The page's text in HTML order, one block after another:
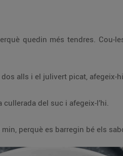
quedin més tendres. Cou-
alls i el julivert picat, afegeix-
del suc i afegeix-l’hi.
perquè es barregin bé els